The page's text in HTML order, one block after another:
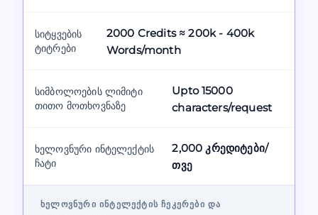
სიტყვების
ტიტრები
2000 Credits ≈ 200k - 400k
Words/month
სიმბოლოების ლიმიტი
თითო მოთხოვნაზე
Upto 15000
characters/request
ხელოვნური ინტელექტის
ჩატი
2,000 კრედიტები/
თვე
ᲮᲔᲚᲝᲕᲜᲣᲠᲘ ᲘᲜᲢᲔᲚᲔᲥᲢᲘᲡ ᲩᲔᲙᲔᲠᲔᲑᲘ ᲓᲐ